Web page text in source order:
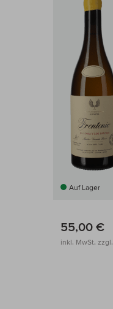
Auf Lager
55,00 €
inkl. MwSt, zzgl.